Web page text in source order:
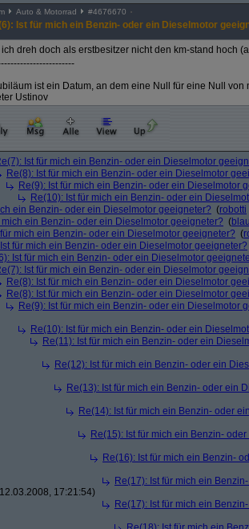
Auto & Motorrad #4676670
Ist für mich ein Benzin- oder ein Dieselmotor
ich dreh doch als erstbesitzer nicht den km-stand hoch
ist ein Datum, an dem eine Null für eine Null
Ustinov
Ist für mich ein Benzin- oder ein Dieselmotor
Re(8): Ist für mich ein Benzin- oder ein Dieselmotor
Re(9): Ist für mich ein Benzin- oder ein Dieselmotor
Re(10): Ist für mich ein Benzin- oder ein
ein Benzin- oder ein Dieselmotor geeigneter? (robotti
mich ein Benzin- oder ein Dieselmotor geeigneter? (
für mich ein Benzin- oder ein Dieselmotor geeigneter? (
für mich ein Benzin- oder ein Dieselmotor geeigneter?
Ist für mich ein Benzin- oder ein Dieselmotor
Ist für mich ein Benzin- oder ein Dieselmotor
Re(8): Ist für mich ein Benzin- oder ein Dieselmotor
Re(8): Ist für mich ein Benzin- oder ein Dieselmotor
Re(9): Ist für mich ein Benzin- oder ein Dieselmotor
Re(10): Ist für mich ein Benzin- oder ein
Re(11): Ist für mich ein Benzin- oder ein
Re(12): Ist für mich ein Benzin- oder ein
Re(13): Ist für mich ein Benzin- oder ein
Re(14): Ist für mich ein Benzin- oder
Re(15): Ist für mich ein Benzin-
Re(16): Ist für mich ein Benzin-
Re(17): Ist für mich ein
17:21:54)
Re(17): Ist für mich ein